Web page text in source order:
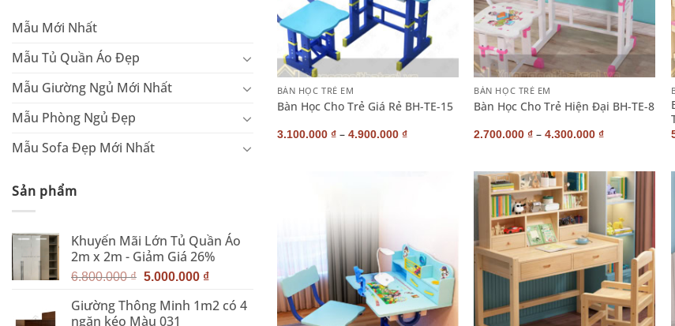
Mẫu Mới Nhất
Mẫu Tủ Quần Áo Đẹp
Mẫu Giường Ngủ Mới Nhất
Mẫu Phòng Ngủ Đẹp
Mẫu Sofa Đẹp Mới Nhất
Sản phẩm
Khuyến Mãi Lớn Tủ Quần Áo
2m x 2m - Giảm Giá 26%
6.800.000₫ Giá
là:
5.000.000 ₫Giá
tại
Giường Thông Minh 1m2 có 4
ngăn kéo Màu 031
+
BÀN HỌC TRẺ EM
Bàn Học Cho Trẻ Giá Rẻ BH-TE-15
3.100.000 ₫– 4.900.000 ₫
+
BÀN HỌC TRẺ EM
Bàn Học Cho Trẻ Hiện Đại BH-TE-8
2.700.000₫ –4.300.000₫